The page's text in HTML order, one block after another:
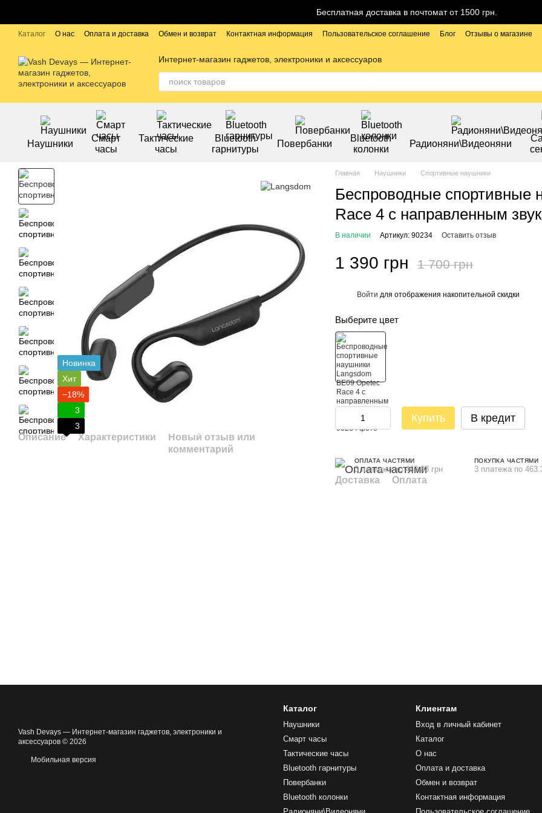
Бесплатная доставка в почтомат от 1500 грн.
Каталог О нас Оплата и доставка Обмен и возврат Контактная информация Пользовательское соглашение Блог
Отзывы о магазине
Интернет-магазин гаджетов, электроники и аксессуаров
Наушники
Смарт
часы
Тактические
часы
Bluetooth
гарнитуры
Повербанки
Bluetooth
колонки
Радионяни\Видеоняни
Новинка
Хит
−18%
3
3
Описание Характеристики
Новый отзыв или
комментарий
Главная Наушники Спортивные наушники
Беспроводные спортивные
Race 4 с направленным
В наличии Артикул: 90234 Оставить отзыв
1 390 грн 1 700 грн
Войти для отображения накопительной скидки
Выберите цвет
Купить В кредит
ОПЛАТА ЧАСТЯМИ
3 платежа по 463.33 грн
ПОКУПКА ЧАСТЯМИ
3 платежа по
Доставка Оплата
Vash Devays — Интернет-магазин гаджетов, электроники и
аксессуаров © 2026
Мобильная версия
Каталог
Наушники
Смарт часы
Тактические часы
Bluetooth гарнитуры
Повербанки
Bluetooth колонки
Клиентам
Вход в личный кабинет
Каталог
О нас
Оплата и доставка
Обмен и возврат
Контактная информация